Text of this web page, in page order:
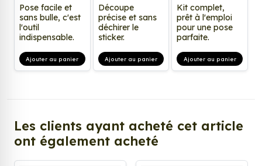
Pose facile et
sans bulle, c'est
l'outil
indispensable.
Ajouter au panier
Découpe
précise et sans
déchirer le
sticker.
Ajouter au panier
Kit complet,
prêt à l'emploi
pour une pose
parfaite.
Ajouter au panier
Les clients ayant acheté cet article
ont également acheté